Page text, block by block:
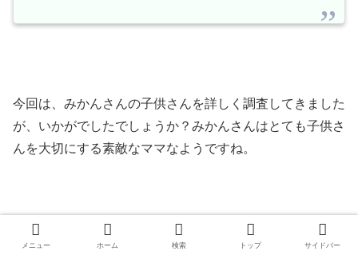
今回は、みかんさんの子供さんを詳しく調査してきました
が、いかがでしたでしょうか？みかんさんはとても子供さ
んを大切にする素敵なママなようですね。
子供さんを育てながらお仕事もおなされていて、とても多
メニュー ホーム 検索 トップ サイドバー